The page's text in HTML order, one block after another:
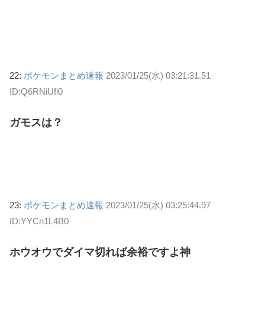
22: ポケモンまとめ速報 2023/01/25(水) 03:21:31.51
ID:Q6RNiUfi0
ガモスは？
23: ポケモンまとめ速報 2023/01/25(水) 03:25:44.97
ID:YYCn1L4B0
ホウオウでダイマ切れば余裕ですよ神